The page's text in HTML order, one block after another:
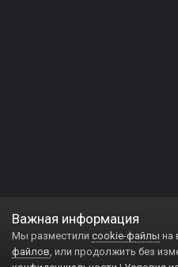
Важная информация
Мы разместили cookie-файлы на
файлов, или продолжить без